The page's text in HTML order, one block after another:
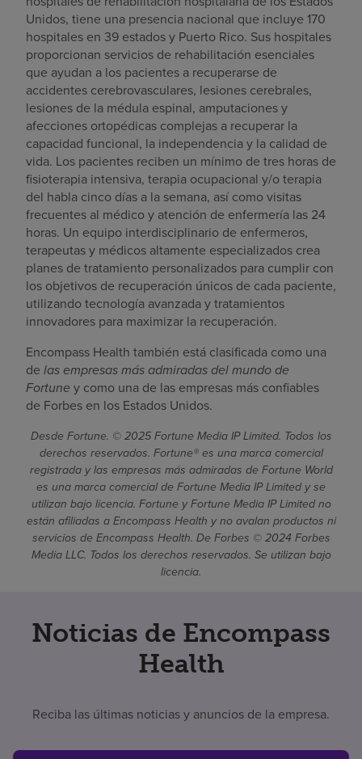
Unidos, tiene una presencia nacional que incluye 170
hospitales en 39 estados y Puerto Rico. Sus hospitales
proporcionan servicios de rehabilitación esenciales
que ayudan a los pacientes a recuperarse de
accidentes cerebrovasculares, lesiones cerebrales,
lesiones de la médula espinal, amputaciones y
afecciones ortopédicas complejas a recuperar la
capacidad funcional, la independencia y la calidad de
vida. Los pacientes reciben un mínimo de tres horas de
fisioterapia intensiva, terapia ocupacional y/o terapia
del habla cinco días a la semana, así como visitas
frecuentes al médico y atención de enfermería las 24
horas. Un equipo interdisciplinario de enfermeros,
terapeutas y médicos altamente especializados crea
planes de tratamiento personalizados para cumplir con
los objetivos de recuperación únicos de cada paciente,
utilizando tecnología avanzada y tratamientos
innovadores para maximizar la recuperación.
Encompass Health también está clasificada como una
de las empresas más admiradas del mundo de
Fortune y como una de las empresas más confiables
de Forbes en los Estados Unidos.
Desde Fortune. © 2025 Fortune Media IP Limited. Todos los
derechos reservados. Fortune® es una marca comercial
registrada y las empresas más admiradas de Fortune World
es una marca comercial de Fortune Media IP Limited y se
utilizan bajo licencia. Fortune y Fortune Media IP Limited no
están afiliadas a Encompass Health y no avalan productos ni
servicios de Encompass Health. De Forbes © 2024 Forbes
Media LLC. Todos los derechos reservados. Se utilizan bajo
licencia.
Noticias de Encompass
Health
Reciba las últimas noticias y anuncios de la empresa.